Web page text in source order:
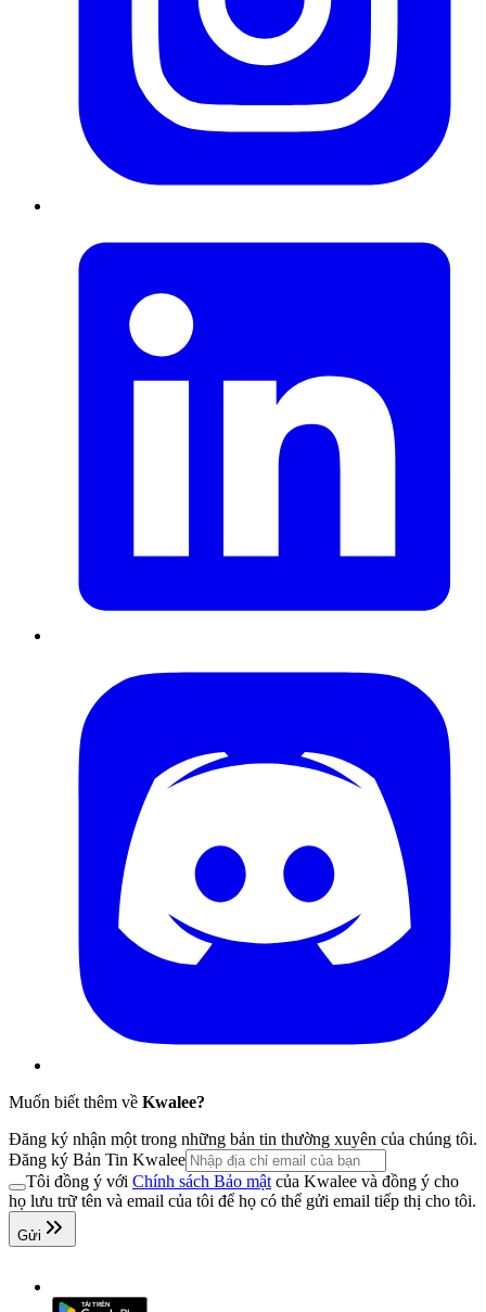
Muốn biết thêm về Kwalee?
Đăng ký nhận một trong những bản tin thường xuyên của chúng tôi.
Đăng ký Bản Tin Kwalee
Tôi đồng ý với Chính sách Bảo mậtcủa Kwalee và đồng ý cho
họ lưu trữ tên và email của tôi để họ có thể gửi email tiếp thị cho tôi.
Gửi